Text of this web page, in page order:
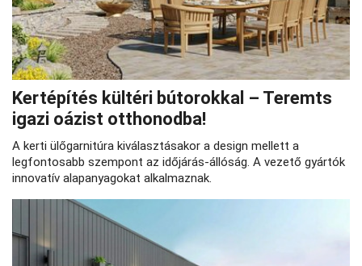
Kertépítés kültéri bútorokkal – Teremts
igazi oázist otthonodba!
A kerti ülőgarnitúra kiválasztásakor a design mellett a
legfontosabb szempont az időjárás-állóság. A vezető gyártók
innovatív alapanyagokat alkalmaznak.